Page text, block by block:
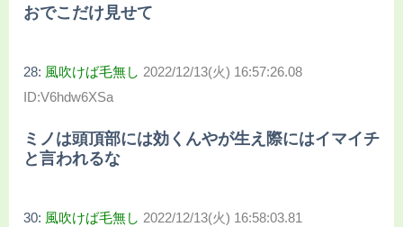
おでこだけ見せて
28: 風吹けば毛無し 2022/12/13(火) 16:57:26.08
ID:V6hdw6XSa
ミノは頭頂部には効くんやが生え際にはイマイチ
と言われるな
30: 風吹けば毛無し 2022/12/13(火) 16:58:03.81